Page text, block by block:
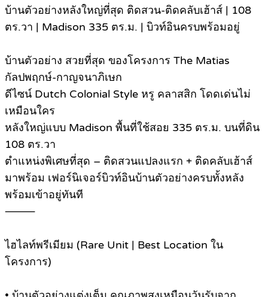
บ้านตัวอย่างหลังใหญ่ที่สุด ติดสวน-ติดคลับเฮ้าส์ | 108
ตร.วา | Madison 335 ตร.ม. | บิวท์อินครบพร้อมอยู่
บ้านตัวอย่าง สวยที่สุด ของโครงการ The Matias
กัลปพฤกษ์-กาญจนาภิเษก
ดีไซน์ Dutch Colonial Style หรู คลาสสิก โดดเด่นไม่
เหมือนใคร
หลังใหญ่แบบ Madison พื้นที่ใช้สอย 335 ตร.ม. บนที่ดิน
108 ตร.วา
ตำแหน่งพิเศษที่สุด – ติดสวนแปลงแรก + ติดคลับเฮ้าส์
มาพร้อม เฟอร์นิเจอร์บิวท์อินบ้านตัวอย่างครบทั้งหลัง
พร้อมเข้าอยู่ทันที
⸻
ไฮไลท์พรีเมียม (Rare Unit | Best Location ใน
โครงการ)